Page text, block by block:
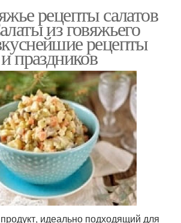
рецепты салатов
из говяжьего
рецепты
праздников
идеально подходящий для